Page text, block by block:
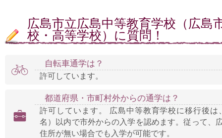
広島市立広島中等教育学校（広島
校・高等学校）に質問！
自転車通学は？
許可しています。
都道府県・市町村外からの通学は？
許可しています。 広島中等教育学校に移行後は
名）以内で市外からの入学を認めます。従って、
住所が無い場合でも入学が可能です。